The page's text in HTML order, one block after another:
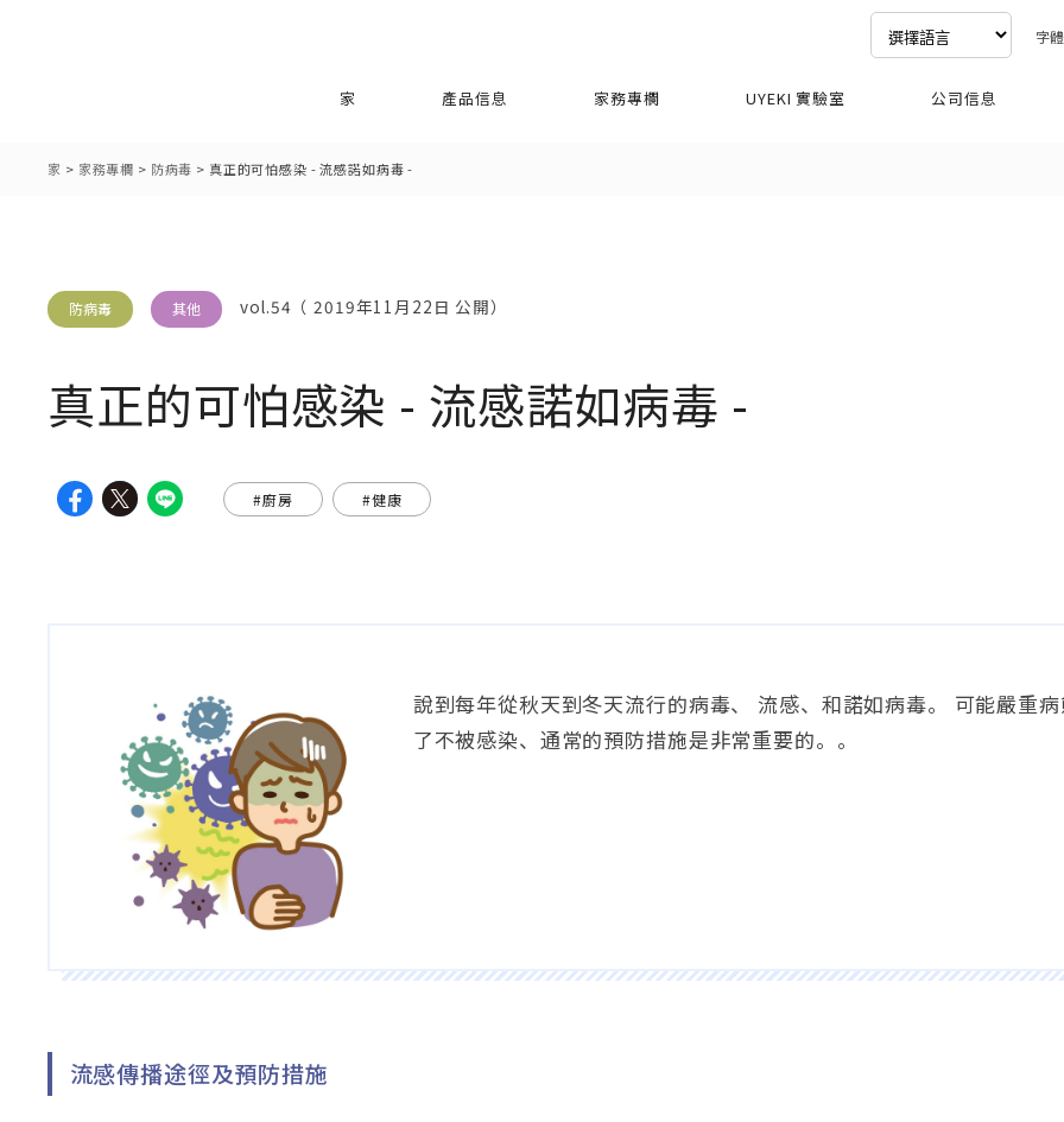
字
家 產品信息 家務專欄 UYEKI 實驗室 公司信息
家 > 家務專欄 > 防病毒 > 真正的可怕感染 - 流感諾如病毒 -
防病毒 其他 vol.54（ 2019年11月22日 公開）
真正的可怕感染 - 流感諾如病毒 -
#廚房 #健康
說到每年從秋天到冬天流行的病毒、 流感、和諾如病毒。 可能嚴重
了不被感染、通常的預防措施是非常重要的。。
流感傳播途徑及預防措施